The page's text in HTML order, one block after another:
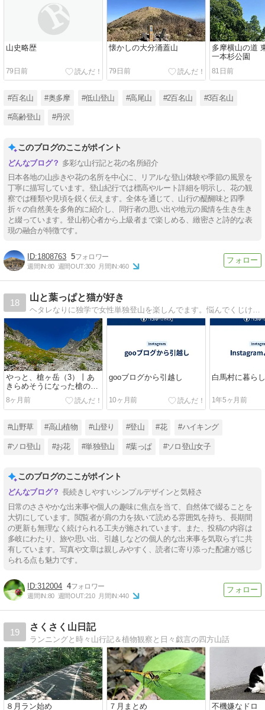
山史略歴
79日前
懐かしの大分涌蓋山
79日前
多摩横山の道
一本杉公園
81日前
#百名山 #奥多摩 #低山登山 #高尾山 #2百名山 #3百名山
#高齢登山 #丹沢
このブログのここがポイント
多彩な山行記と花の名所紹介
日本各地の山歩きや花の名所を中心に、リアルな登山体験や季節の風景を
丁寧に描写しています。登山紀行では標高やルート詳細を明示し、花の観
察では種類や見頃を鋭く伝えます。全体を通じて、山行の醍醐味と四季
折々の自然美を多角的に紹介し、同行者の思い出や地元の風情を生き生き
と綴っています。登山初心者から上級者まで楽しめる、緻密さと詩的な表
現の融合が特徴です。
1808763 5
週間IN:80 週間OUT:300 月間IN:460
18
山と葉っぱと猫が好き
やっと、槍ヶ岳（3）丨あ
きらめそうになった槍の先
へ [終]
8ヶ月前
gooブログから引越し
10ヶ月前
白馬村に暮ら
1年5ヶ月前
#山野草 #高山植物 #山登り #登山 #花 #ハイキング
#ソロ登山 #お花 #単独登山 #葉っぱ #ソロ登山女子
このブログのここがポイント
長続きしやすいシンプルデザインと気軽さ
日常のささやかな出来事や個人の趣味に焦点を当て、自然体で綴ることを
大切にしています。閲覧者が肩の力を抜いて読める雰囲気を持ち、長期間
の更新も無理なく続けられる工夫が施されています。また、投稿の内容は
多岐にわたり、旅や思い出、引越しなどの個人的な出来事を気取らずに共
有しています。写真や文章は親しみやすく、読者に寄り添った配慮が感じ
られる点も魅力です。
312004 4
週間IN:80 週間OUT:210 月間IN:440
19
さくさく山日記
ランニングと時々山行記＆植物観察と日々戯言の四方山話
８月ラン始め ７月まとめ 不機嫌なドロ